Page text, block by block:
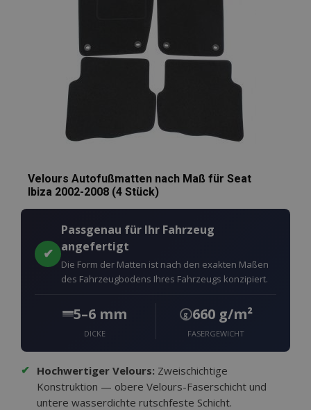
Velours Autofußmatten nach Maß für Seat
Ibiza 2002-2008 (4 Stück)
✔
Passgenau für Ihr Fahrzeug
angefertigt
Die Form der Matten ist nach den exakten Maßen
des Fahrzeugbodens Ihres Fahrzeugs konzipiert.
5–6 mm
DICKE
g 660 g/m²
FASERGEWICHT
✔ Hochwertiger Velours: Zweischichtige
Konstruktion — obere Velours-Faserschicht und
untere wasserdichte rutschfeste Schicht.